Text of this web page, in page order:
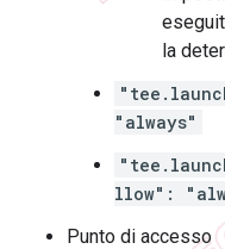
la
"always"
llow":
Punto di accesso